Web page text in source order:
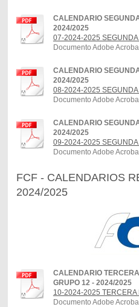
CALENDARIO
2024/2025
07-2024-2025
Documento Adobe
CALENDARIO
2024/2025
08-2024-2025
Documento Adobe
CALENDARIO
2024/2025
09-2024-2025
Documento Adobe
FCF - CALENDARIOS
2024/2025
CALENDARIO
GRUPO 12 - 2024/2025
10-2024-2025 TERCERA
Documento Adobe